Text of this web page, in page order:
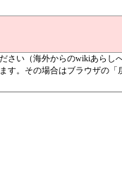
さい（海外からのwikiあらし
す。その場合はブラウザの「